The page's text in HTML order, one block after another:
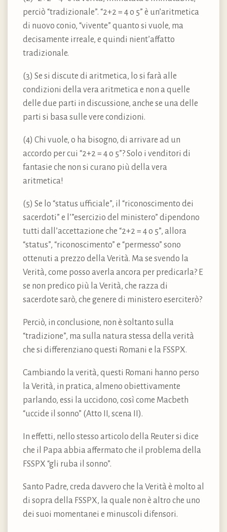
perciò “tradizionale”. “2+2 = 4 o 5” è un’aritmetica
di nuovo conio, “vivente” quanto si vuole, ma
decisamente irreale, e quindi nient’affatto
tradizionale.
(3) Se si discute di aritmetica, lo si farà alle
condizioni della vera aritmetica e non a quelle
delle due parti in discussione, anche se una delle
parti si basa sulle vere condizioni.
(4) Chi vuole, o ha bisogno, di arrivare ad un
accordo per cui “2+2 = 4 o 5”? Solo i venditori di
fantasie che non si curano più della vera
aritmetica!
(5) Se lo “status ufficiale”, il “riconoscimento dei
sacerdoti” e l’”esercizio del ministero” dipendono
tutti dall’accettazione che “2+2 = 4 o 5”, allora
“status”, “riconoscimento” e “permesso” sono
ottenuti a prezzo della Verità. Ma se svendo la
Verità, come posso averla ancora per predicarla? E
se non predico più la Verità, che razza di
sacerdote sarò, che genere di ministero eserciterò?
Perciò, in conclusione, non è soltanto sulla
“tradizione”, ma sulla natura stessa della verità
che si differenziano questi Romani e la FSSPX.
Cambiando la verità, questi Romani hanno perso
la Verità, in pratica, almeno obiettivamente
parlando, essi la uccidono, così come Macbeth
“uccide il sonno” (Atto II, scena II).
In effetti, nello stesso articolo della Reuter si dice
che il Papa abbia affermato che il problema della
FSSPX “gli ruba il sonno”.
Santo Padre, creda davvero che la Verità è molto al
di sopra della FSSPX, la quale non è altro che uno
dei suoi momentanei e minuscoli difensori.